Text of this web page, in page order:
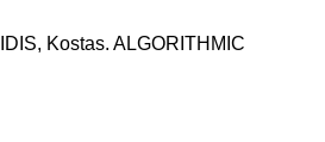
Kostas. ALGORITHMIC